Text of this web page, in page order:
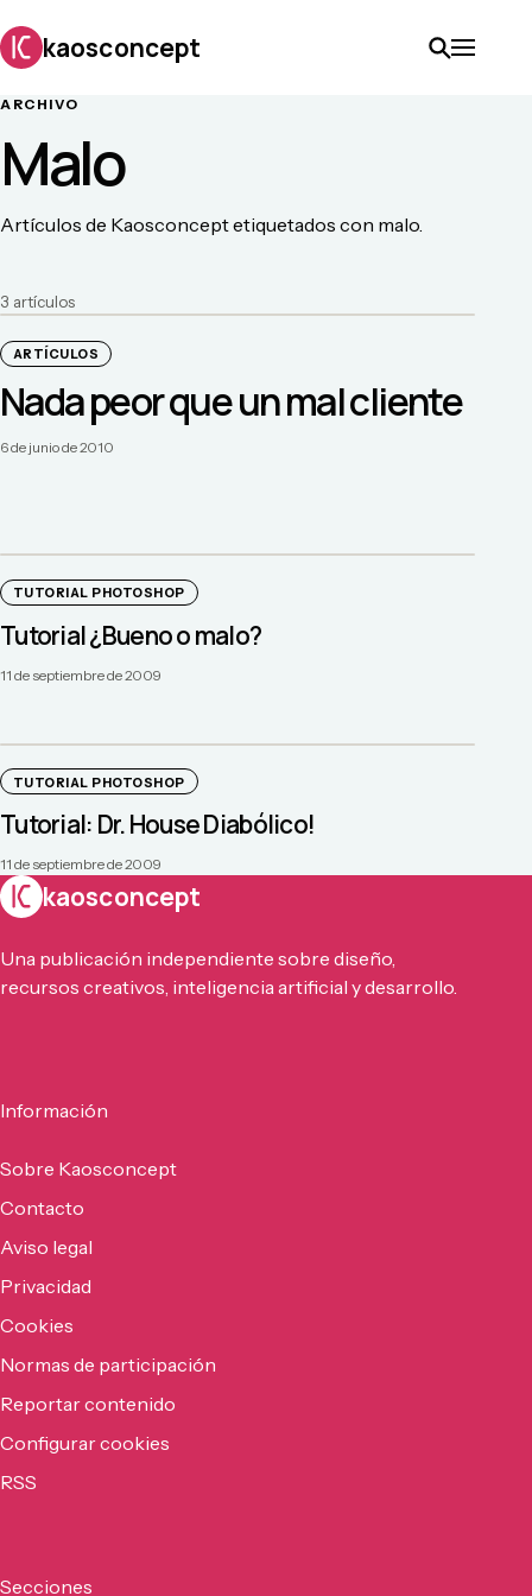
kaosconcept
ARCHIVO
Malo
Artículos de Kaosconcept etiquetados con malo.
3 artículos
ARTÍCULOS
Nada peor que un mal cliente
6 de junio de 2010
TUTORIAL PHOTOSHOP
Tutorial ¿Bueno o malo?
11 de septiembre de 2009
TUTORIAL PHOTOSHOP
Tutorial: Dr. House Diabólico!
11 de septiembre de 2009
kaosconcept
Una publicación independiente sobre diseño,
recursos creativos, inteligencia artificial y desarrollo.
Información
Sobre Kaosconcept
Contacto
Aviso legal
Privacidad
Cookies
Normas de participación
Reportar contenido
Configurar cookies
RSS
Secciones